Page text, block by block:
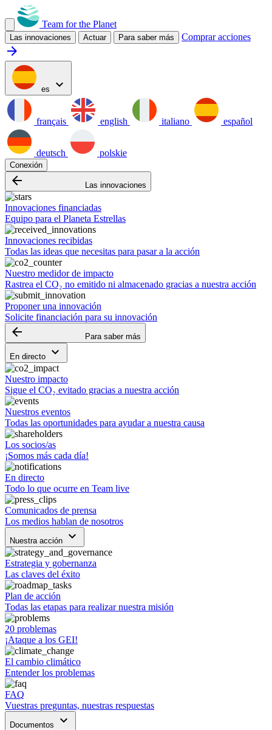
Team for the Planet
Las innovaciones Actuar Para saber más Comprar acciones
arrow_forward
es expand_more
français english italiano español
deutsch polskie
Conexión
arrow_backward Las innovaciones
Innovaciones financiadas
Equipo para el Planeta Estrellas
Innovaciones recibidas
Todas las ideas que necesitas para pasar a la acción
Nuestro medidor de impacto
Rastrea el CO₂ no emitido ni almacenado gracias a nuestra acción
Proponer una innovación
Solicite financiación para su innovación
arrow_backward Para saber más
En directo keyboard_arrow_down
Nuestro impacto
Sigue el CO₂ evitado gracias a nuestra acción
Nuestros eventos
Todas las oportunidades para ayudar a nuestra causa
Los socios/as
¡Somos más cada día!
En directo
Todo lo que ocurre en Team live
Comunicados de prensa
Los medios hablan de nosotros
Nuestra acción keyboard_arrow_down
Estrategia y gobernanza
Las claves del éxito
Plan de acción
Todas las etapas para realizar nuestra misión
20 problemas
¡Ataque a los GEI!
El cambio climático
Entender los problemas
FAQ
Vuestras preguntas, nuestras respuestas
Documentos keyboard_arrow_down